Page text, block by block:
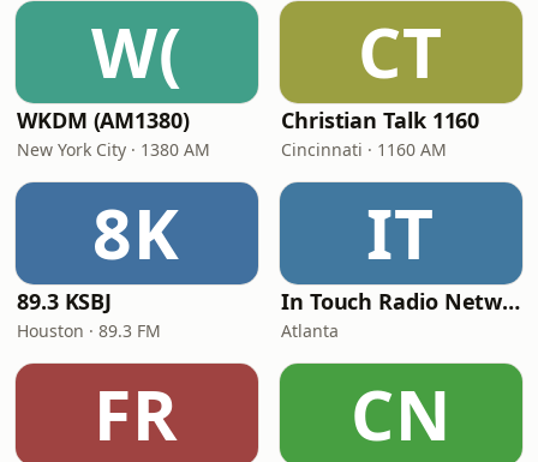
W(
WKDM (AM1380)
New York City · 1380 AM
CT
Christian Talk 1160
Cincinnati · 1160 AM
8K
89.3 KSBJ
Houston · 89.3 FM
IT
In Touch Radio Network
Atlanta
FR CN